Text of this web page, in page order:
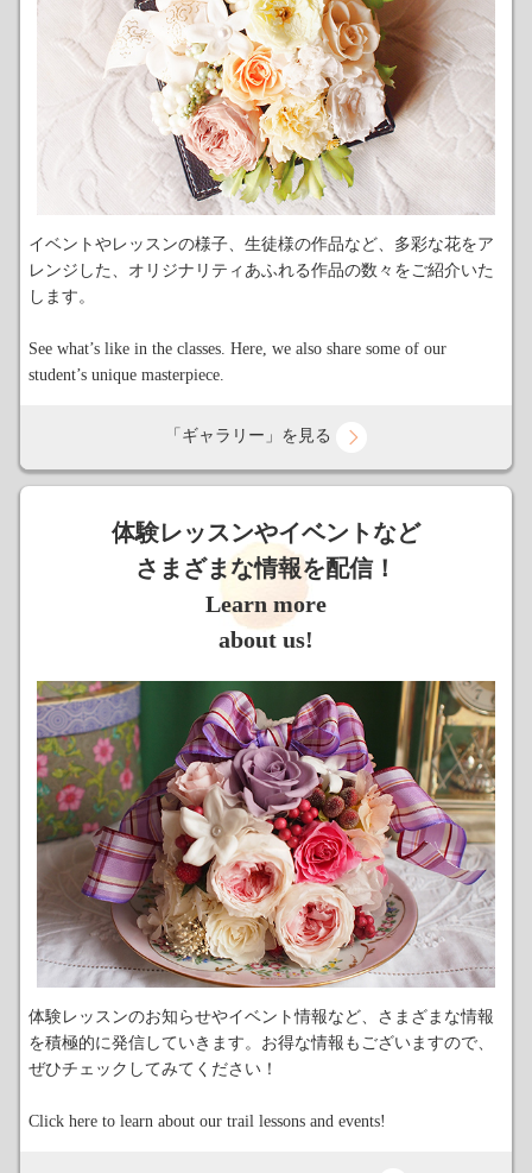
イベントやレッスンの様子、生徒様の作品など、多彩な花をア
レンジした、オリジナリティあふれる作品の数々をご紹介いた
します。
See what’s like in the classes. Here, we also share some of our
student’s unique masterpiece.
「ギャラリー」を見る
体験レッスンやイベントなど
さまざまな情報を配信！
Learn more
about us!
体験レッスンのお知らせやイベント情報など、さまざまな情報
を積極的に発信していきます。お得な情報もございますので、
ぜひチェックしてみてください！
Click here to learn about our trail lessons and events!